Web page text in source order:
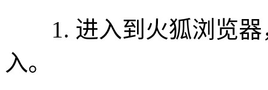
1. 进入到火狐浏览器
入。